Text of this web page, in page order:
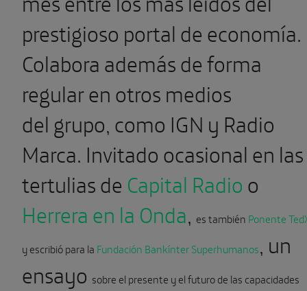
prestigioso portal de economía.
Colabora además de forma
regular en otros medios
del grupo, como IGN y Radio
Marca. Invitado ocasional en las
tertulias de Capital Radioo
Herrera en la Onda, es también Ponente
yescribió para la Fundación Bankínter Superhumanos, un
ensayo sobre el presente y el futuro de las capacidades